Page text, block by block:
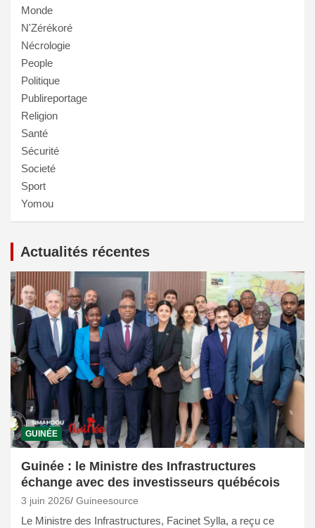
Monde
N'Zérékoré
Nécrologie
People
Politique
Publireportage
Religion
Santé
Sécurité
Societé
Sport
Yomou
Actualités récentes
GUINÉE
Guinée : le Ministre des Infrastructures
échange avec des investisseurs québécois
3 juin 2026 Guineesource
Le Ministre des Infrastructures, Facinet Sylla, a reçu ce